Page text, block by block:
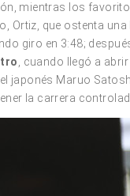
mientras los
Ortiz, que ostenta
giro en 3:48;
, cuando llegó a
el japonés Maruo
la carrera